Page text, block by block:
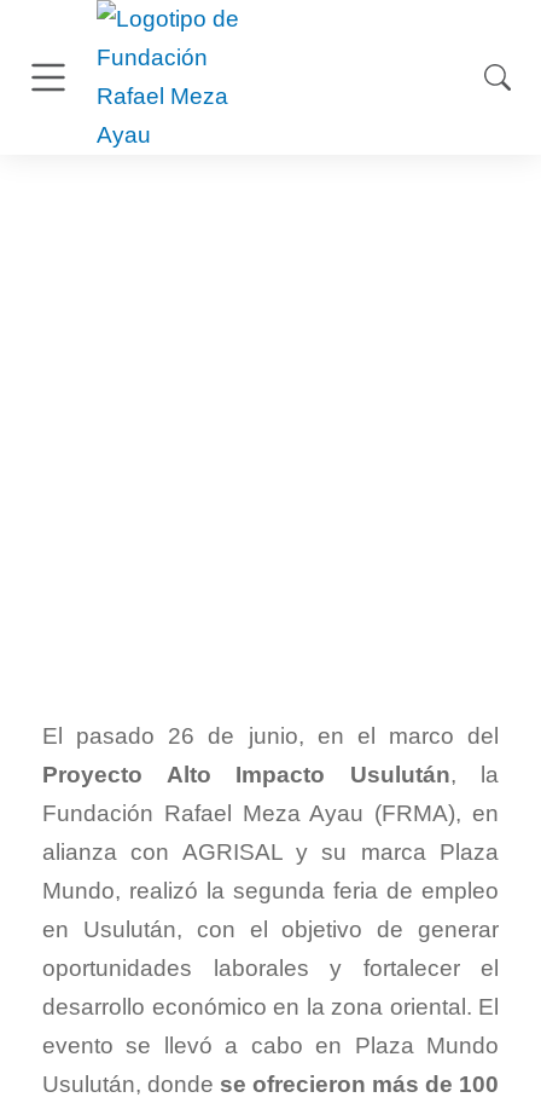
El pasado 26 de junio, en el marco del
Proyecto Alto Impacto Usulután, la
Fundación Rafael Meza Ayau (FRMA), en
alianza con AGRISAL y su marca Plaza
Mundo, realizó la segunda feria de empleo
en Usulután, con el objetivo de generar
oportunidades laborales y fortalecer el
desarrollo económico en la zona oriental. El
evento se llevó a cabo en Plaza Mundo
Usulután, donde se ofrecieron más de 100